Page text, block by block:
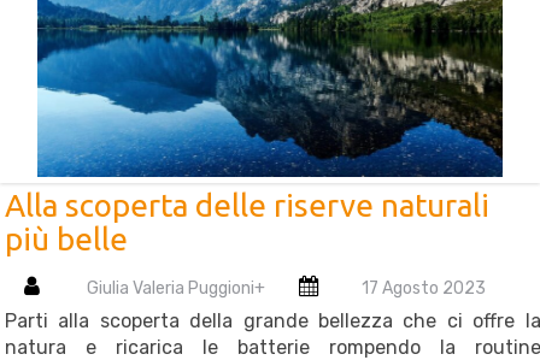
Alla scoperta delle riserve naturali
più belle
Giulia Valeria Puggioni+ 17 Agosto 2023
Parti alla scoperta della grande bellezza che ci offre la
natura e ricarica le batterie rompendo la routine